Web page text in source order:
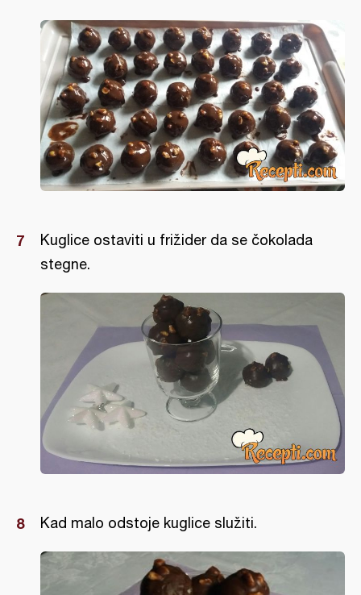
Kuglice ostaviti u frižider da se čokolada
stegne.
Kad malo odstoje kuglice služiti.